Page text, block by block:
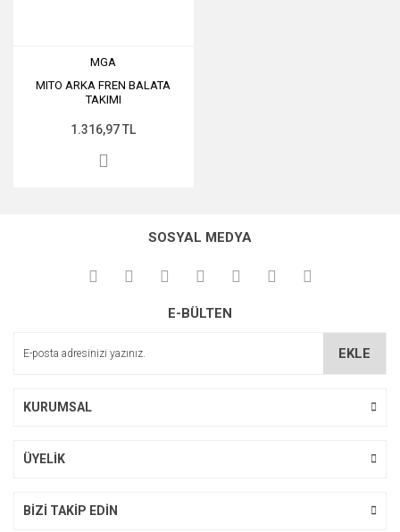
MGA
MITO ARKA FREN BALATA
TAKIMI
1.316,97 TL
SOSYAL MEDYA
E-BÜLTEN
EKLE
KURUMSAL
ÜYELİK
BİZİ TAKİP EDİN